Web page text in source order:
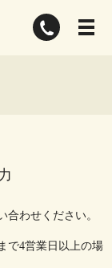
合わせください。
で4営業日以上の場